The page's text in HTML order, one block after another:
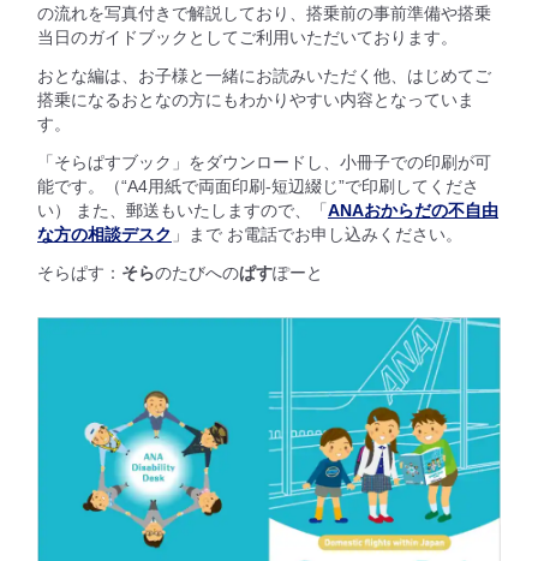
の流れを写真付きで解説しており、搭乗前の事前準備や搭乗
当日のガイドブックとしてご利用いただいております。
おとな編は、お子様と一緒にお読みいただく他、はじめてご
搭乗になるおとなの方にもわかりやすい内容となっていま
す。
「そらぱすブック」をダウンロードし、小冊子での印刷が可
能です。（“A4用紙で両面印刷-短辺綴じ”で印刷してくださ
い） また、郵送もいたしますので、「 ANAおからだの不自由
な方の相談デスク 」まで お電話でお申し込みください。
そらぱす： そらのたびへのぱすぽーと